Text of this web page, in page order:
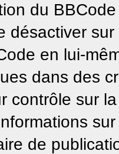
du
désactiver
en lui-
dans des
contrôle sur
de